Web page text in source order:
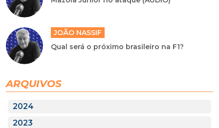
JOÃO NASSIF
Qual será o próximo brasileiro na F1?
ARQUIVOS
2024
2023